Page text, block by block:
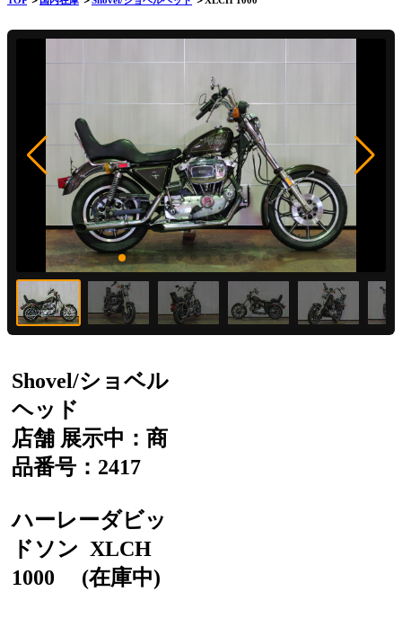
Shovel/ショベル
ヘッド
店舗 展示中：商
品番号：2417
ハーレーダビッ
ドソン XLCH
1000
(在庫中)